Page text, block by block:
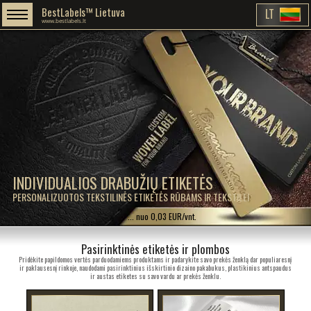
INDIVIDUALIOS DRABUŽIŲ ETIKETĖS
PERSONALIZUOTOS TEKSTILINĖS ETIKETĖS RŪBAMS IR TEKSTILEI
BestLabels™ Lietuva
www.bestlabels.lt LT
... nuo 0,03 EUR/vnt.
Pasirinktinės etiketės ir plombos
Pridėkite papildomos vertės parduodamiems produktams ir padarykite savo prekės ženklą dar populiaresnį
ir paklausesnį rinkoje, naudodami pasirinktinius išskirtinio dizaino pakabukus, plastikinius antspaudus
ir austas etiketes su savo vardu ar prekės ženklu.